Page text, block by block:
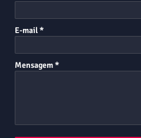
E-mail*
Mensagem*